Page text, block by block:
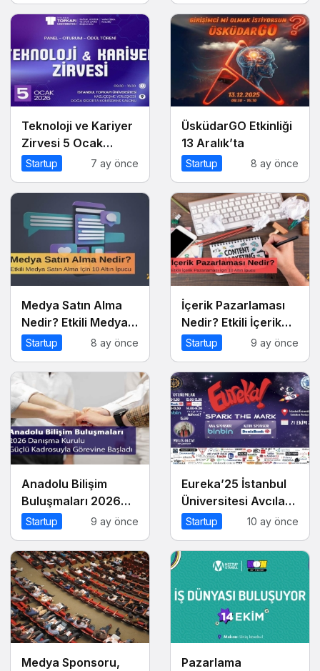
Gerçekleşti
Teknoloji ve Kariyer
Zirvesi 5 Ocak
2026’da!
Startup 7 ay önce
ÜsküdarGO Etkinliği
13 Aralık’ta
Startup 8 ay önce
Medya Satın Alma
Nedir? Etkili Medya
Satın Alma İçin 10
Startup 8 ay önce
İçerik Pazarlaması
Nedir? Etkili İçerik
Pazarlaması İçin 10
Startup 9 ay önce
Anadolu Bilişim
Buluşmaları 2026
Danışma Kurulu
Görevine Başladı
Startup 9 ay önce
Eureka’25 İstanbul
Üniversitesi Avcılar
Kampüsü İşletme
Startup 10 ay önce
Medya Sponsoru,
Pazarlama